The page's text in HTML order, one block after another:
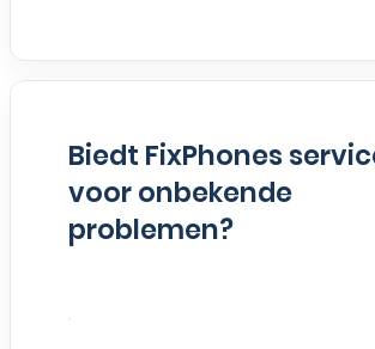
Biedt FixPhones
voor onbekende
problemen?